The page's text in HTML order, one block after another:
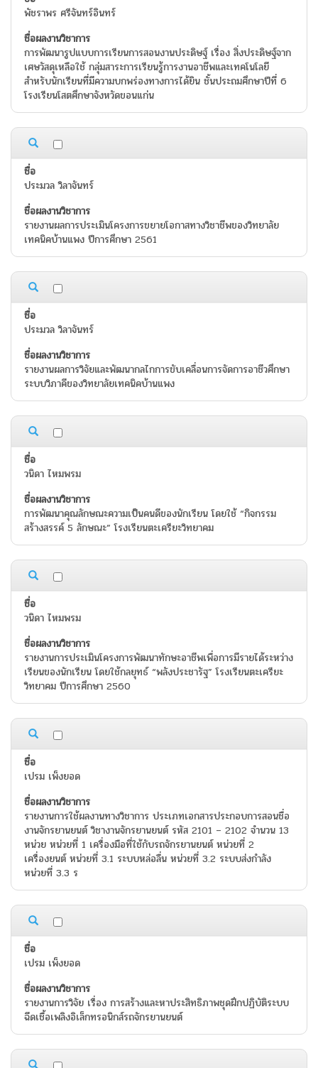
พัชราพร ศรีจันทร์อินทร์
การพัฒนารูปแบบการเรียนการสอนงานประดิษฐ์ เรื่อง สิ่งประดิษฐ์จาก
เศษวัสดุเหลือใช้ กลุ่มสาระการเรียนรู้การงานอาชีพและเทคโนโลยี
สำหรับนักเรียนที่มีความบกพร่องทางการได้ยิน ชั้นประถมศึกษาปีที่ 6
โรงเรียนโสตศึกษาจังหวัดขอนแก่น
ประมวล วิลาจันทร์
รายงานผลการประเมินโครงการขยายโอกาสทางวิชาชีพของวิทยาลัย
เทคนิคบ้านแพง ปีการศึกษา 2561
ประมวล วิลาจันทร์
รายงานผลการวิจัยและพัฒนากลไกการขับเคลื่อนการจัดการอาชีวศึกษา
ระบบวิภาคีของวิทยาลัยเทคนิคบ้านแพง
วนิดา ไหมพรม
การพัฒนาคุณลักษณะความเป็นคนดีของนักเรียน โดยใช้ “กิจกรรม
สร้างสรรค์ 5 ลักษณะ” โรงเรียนตะเครียะวิทยาคม
วนิดา ไหมพรม
รายงานการประเมินโครงการพัฒนาทักษะอาชีพเพื่อการมีรายได้ระหว่าง
เรียนของนักเรียน โดยใช้กลยุทธ์ “พลังประชารัฐ” โรงเรียนตะเครียะ
วิทยาคม ปีการศึกษา 2560
เปรม เพ็งยอด
รายงานการใช้ผลงานทางวิชาการ ประเภทเอกสารประกอบการสอนชื่อ
งานจักรยานยนต์ วิชางานจักรยานยนต์ รหัส 2101 – 2102 จำนวน 13
หน่วย หน่วยที่ 1 เครื่องมือที่ใช้กับรถจักรยานยนต์ หน่วยที่ 2
เครื่องยนต์ หน่วยที่ 3.1 ระบบหล่อลื่น หน่วยที่ 3.2 ระบบส่งกำลัง
หน่วยที่ 3.3 ร
เปรม เพ็งยอด
รายงานการวิจัย เรื่อง การสร้างและหาประสิทธิภาพชุดฝึกปฏิบัติระบบ
ฉีดเชื้อเพลิงอิเล็กทรอนิกส์รถจักรยานยนต์